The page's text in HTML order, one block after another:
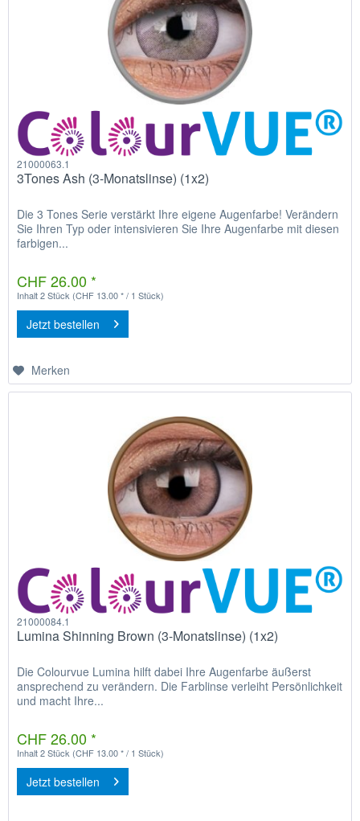
21000063.1
3Tones Ash (3-Monatslinse) (1x2)
Die 3 Tones Serie verstärkt Ihre eigene Augenfarbe! Verändern
Sie Ihren Typ oder intensivieren Sie Ihre Augenfarbe mit diesen
farbigen...
CHF 26.00 *
Inhalt2 Stück (CHF 13.00 * / 1 Stück)
Jetzt bestellen
Merken
21000084.1
Lumina Shinning Brown (3-Monatslinse) (1x2)
Die Colourvue Lumina hilft dabei Ihre Augenfarbe äußerst
ansprechend zu verändern. Die Farblinse verleiht Persönlichkeit
und macht Ihre...
CHF 26.00 *
Inhalt2 Stück (CHF 13.00 * / 1 Stück)
Jetzt bestellen